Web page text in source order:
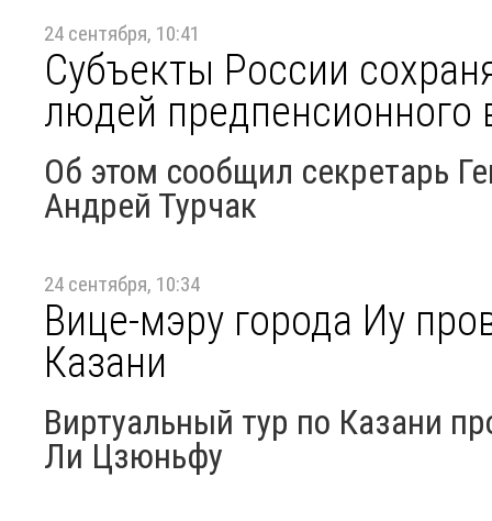
24 сентября, 10:41
Субъекты России
людей предпенсионного
Об этом сообщил секретарь
Андрей Турчак
24 сентября, 10:34
Вице-мэру города Иу
Казани
Виртуальный тур по Казани
Ли Цзюньфу